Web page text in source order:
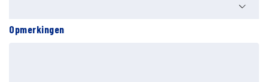
Opmerkingen